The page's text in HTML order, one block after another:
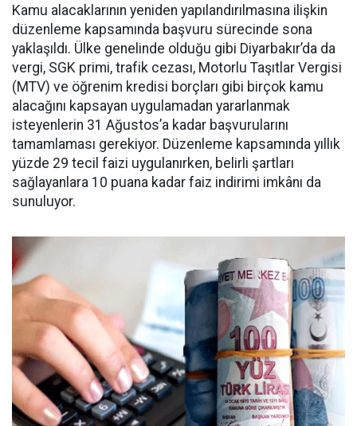
Kamu alacaklarının yeniden yapılandırılmasına ilişkin
düzenleme kapsamında başvuru sürecinde sona
yaklaşıldı. Ülke genelinde olduğu gibi Diyarbakır’da da
vergi, SGK primi, trafik cezası, Motorlu Taşıtlar Vergisi
(MTV) ve öğrenim kredisi borçları gibi birçok kamu
alacağını kapsayan uygulamadan yararlanmak
isteyenlerin 31 Ağustos’a kadar başvurularını
tamamlaması gerekiyor. Düzenleme kapsamında yıllık
yüzde 29 tecil faizi uygulanırken, belirli şartları
sağlayanlara 10 puana kadar faiz indirimi imkânı da
sunuluyor.